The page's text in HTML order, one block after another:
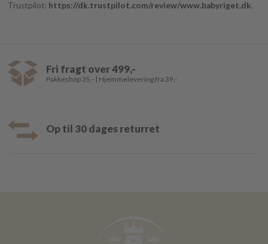
Trustpilot: https://dk.trustpilot.com/review/www.babyriget.dk.
Fri fragt over 499,-
Pakkeshop 35,- | Hjemmelevering fra 39,-
Op til 30 dages returret